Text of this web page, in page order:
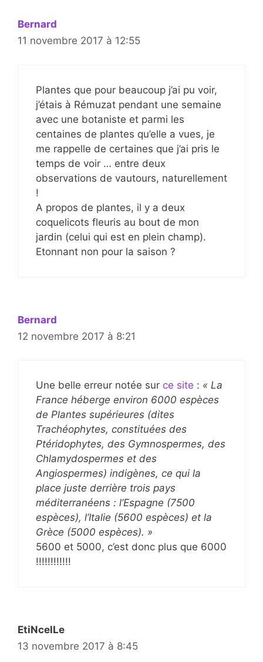
Bernard
11 novembre 2017 à 12:55
Plantes que pour beaucoup j’ai pu voir,
j’étais à Rémuzat pendant une semaine
avec une botaniste et parmi les
centaines de plantes qu’elle a vues, je
me rappelle de certaines que j’ai pris le
temps de voir … entre deux
observations de vautours, naturellement
!
A propos de plantes, il y a deux
coquelicots fleuris au bout de mon
jardin (celui qui est en plein champ).
Etonnant non pour la saison ?
Bernard
12 novembre 2017 à 8:21
Une belle erreur notée sur ce site : « La
France héberge environ 6000 espèces
de Plantes supérieures (dites
Trachéophytes, constituées des
Ptéridophytes, des Gymnospermes, des
Chlamydospermes et des
Angiospermes) indigènes, ce qui la
place juste derrière trois pays
méditerranéens : l’Espagne (7500
espèces), l’Italie (5600 espèces) et la
Grèce (5000 espèces). »
5600 et 5000, c’est donc plus que 6000
!!!!!!!!!!!!
EtiNcelLe
13 novembre 2017 à 8:45